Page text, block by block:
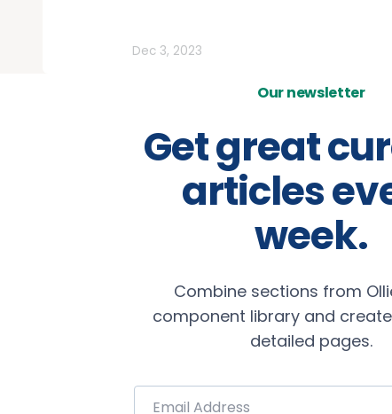
Dec 3, 2023
Our newsletter
Get great
articles
week.
Combine sections from
component library and
detailed pages.